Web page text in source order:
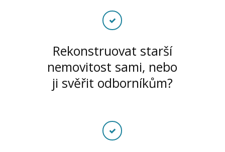
Rekonstruovat starší
nemovitost sami, nebo
ji svěřit odborníkům?